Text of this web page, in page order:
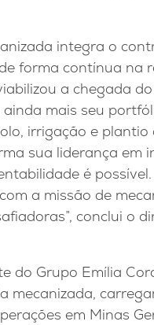
integra o
forma contínua na
a chegada
mais seu
irrigação e
sua liderança em
é
a missão de
conclui o
do Grupo Emília
mecanizada,
em Minas